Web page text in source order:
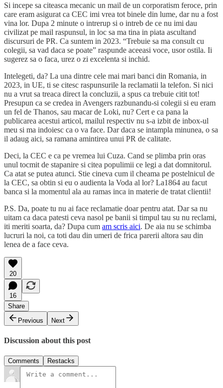
Si incepe sa citeasca mecanic un mail de un corporatism feroce, prin
care eram asigurat ca CEC imi vrea tot binele din lume, dar nu a fost
vina lor. Dupa 2 minute o intrerup si o intreb de ce nu imi dau
civilizat pe mail raspunsul, in loc sa ma tina in piata ascultand
discursuri de PR. Ca suntem in 2023. “Trebuie sa ma consult cu
colegii, sa vad daca se poate” raspunde aceeasi voce, usor ostila. Ii
sugerez sa o faca, urez o zi excelenta si inchid.
Intelegeti, da? La una dintre cele mai mari banci din Romania, in
2023, in UE, ti se citesc raspunsurile la reclamatii la telefon. Si nici
nu a vrut sa treaca direct la concluzii, a spus ca trebuie citit tot!
Presupun ca se credea in Avengers razbunandu-si colegii si eu eram
un fel de Thanos, sau macar de Loki, nu? Cert e ca pana la
publicarea acestui articol, mailul respectiv nu s-a izbit de inbox-ul
meu si ma indoiesc ca o va face. Dar daca se intampla minunea, o sa
il adaug aici, sa ramana amintirea unui PR de calitate.
Deci, la CEC e ca pe vremea lui Cuza. Cand se plimba prin oras
unul tocmit de stapanire si citea populimii ce legi a dat domnitorul.
Ca atat se putea atunci. Stie cineva cum il cheama pe postelnicul de
la CEC, sa obtin si eu o audienta la Voda al lor? La1864 au facut
banca si la momentul ala au ramas inca in materie de tratat clientii!
P.S. Da, poate tu nu ai face reclamatie doar pentru atat. Dar sa nu
uitam ca daca patesti ceva nasol pe banii si timpul tau su nu reclami,
iti meriti soarta, da? Dupa cum am scris aici. De aia nu se schimba
lucruri la noi, ca toti dau din umeri de frica parerii altora sau din
lenea de a face ceva.
20
16
Share
Previous
Next
Discussion about this post
Comments Restacks